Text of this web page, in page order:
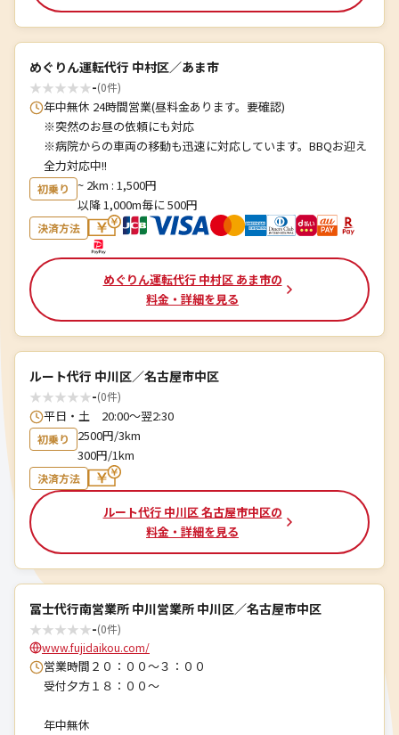
めぐりん運転代行 中村区／あま市
★★★★★-(0件)
年中無休 24時間営業(昼料金あります。要確認)
※突然のお昼の依頼にも対応
※病院からの車両の移動も迅速に対応しています。BBQお迎え
全力対応中!!
初乗り
~ 2km : 1,500円
以降 1,000m毎に 500円
決済方法
めぐりん運転代行 中村区 あま市の
料金・詳細を見る
ルート代行 中川区／名古屋市中区
★★★★★-(0件)
平日・土 20:00～翌2:30
初乗り
2500円/3km
300円/1km
決済方法
ルート代行 中川区 名古屋市中区の
料金・詳細を見る
冨士代行南営業所 中川営業所 中川区／名古屋市中区
★★★★★-(0件)
www.fujidaikou.com/
営業時間２０：００～３：００
受付夕方１８：００～
年中無休